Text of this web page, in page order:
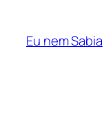
Eu nem Sabia